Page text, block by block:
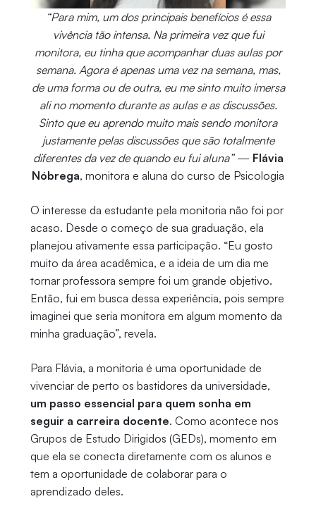
“Para mim, um dos principais benefícios é essa
vivência tão intensa. Na primeira vez que fui
monitora, eu tinha que acompanhar duas aulas por
semana. Agora é apenas uma vez na semana, mas,
de uma forma ou de outra, eu me sinto muito imersa
ali no momento durante as aulas e as discussões.
Sinto que eu aprendo muito mais sendo monitora
justamente pelas discussões que são totalmente
diferentes da vez de quando eu fui aluna”— Flávia
Nóbrega, monitora e aluna do curso de Psicologia
O interesse da estudante pela monitoria não foi por
acaso. Desde o começo de sua graduação, ela
planejou ativamente essa participação. “Eu gosto
muito da área acadêmica, e a ideia de um dia me
tornar professora sempre foi um grande objetivo.
Então, fui em busca dessa experiência, pois sempre
imaginei que seria monitora em algum momento da
minha graduação”, revela.
Para Flávia, a monitoria é uma oportunidade de
vivenciar de perto os bastidores da universidade,
um passo essencial para quem sonha em
seguir a carreira docente. Como acontece nos
Grupos de Estudo Dirigidos (GEDs), momento em
que ela se conecta diretamente com os alunos e
tem a oportunidade de colaborar para o
aprendizado deles.